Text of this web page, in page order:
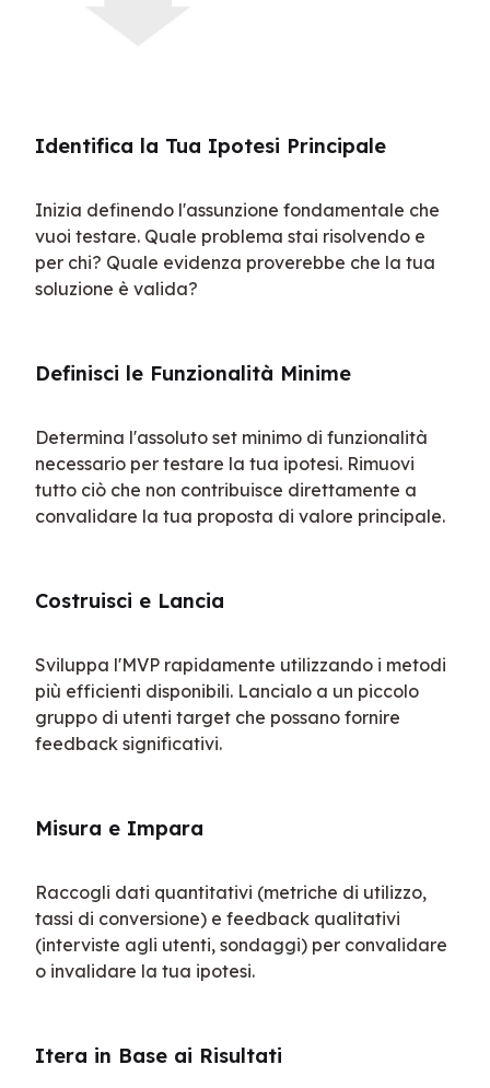
Identifica la Tua Ipotesi Principale
Inizia definendo l'assunzione fondamentale che
vuoi testare. Quale problema stai risolvendo e
per chi? Quale evidenza proverebbe che la tua
soluzione è valida?
Definisci le Funzionalità Minime
Determina l'assoluto set minimo di funzionalità
necessario per testare la tua ipotesi. Rimuovi
tutto ciò che non contribuisce direttamente a
convalidare la tua proposta di valore principale.
Costruisci e Lancia
Sviluppa l'MVP rapidamente utilizzando i metodi
più efficienti disponibili. Lancialo a un piccolo
gruppo di utenti target che possano fornire
feedback significativi.
Misura e Impara
Raccogli dati quantitativi (metriche di utilizzo,
tassi di conversione) e feedback qualitativi
(interviste agli utenti, sondaggi) per convalidare
o invalidare la tua ipotesi.
Itera in Base ai Risultati